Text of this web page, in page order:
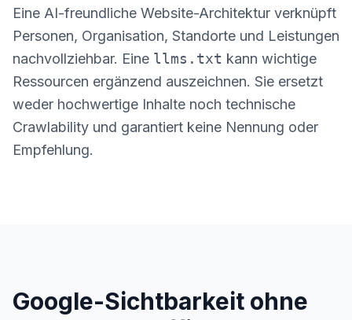
Eine AI-freundliche Website-Architektur verknüpft
Personen, Organisation, Standorte und Leistungen
nachvollziehbar. Eine llms.txt kann wichtige
Ressourcen ergänzend auszeichnen. Sie ersetzt
weder hochwertige Inhalte noch technische
Crawlability und garantiert keine Nennung oder
Empfehlung.
Google-Sichtbarkeit ohne